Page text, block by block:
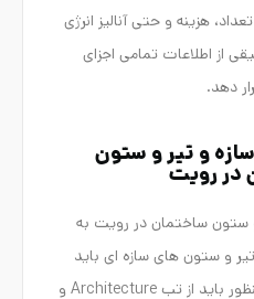
هزینه و حتی آنالیز انرژی
از اطلاعات تمامی اجزای
دهد.
و تیر و ستون
در رویت
ستون ساختمان در رویت به
و ستون های سازه ای باید
آکس بندی نمود که برای این منظور باید از تب Architecture و